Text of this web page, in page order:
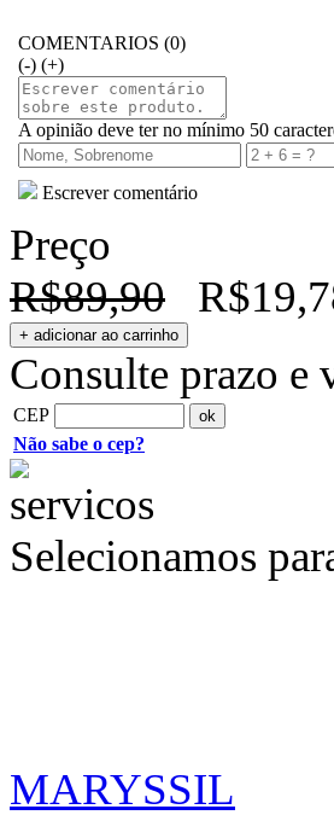
COMENTARIOS (0)
(-) (+)
A opinião deve ter no mínimo 50
Escrever comentário
Preço
R$89,90
Consulte prazo e
CEP
Não sabe o cep?
Selecionamos
MARYSSIL